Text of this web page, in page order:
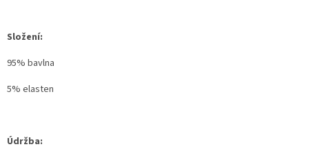
Složení:
95% bavlna
5% elasten
Údržba: